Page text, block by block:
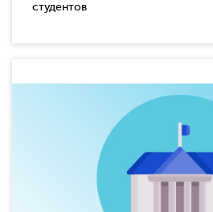
студентов